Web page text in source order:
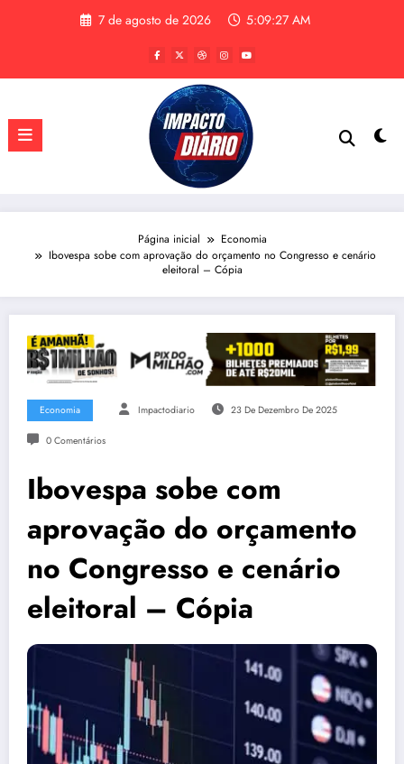
7 de agosto de 2026 5:09:27 AM
Página inicial
Economia
Ibovespa sobe com aprovação do orçamento no Congresso e cenário
eleitoral – Cópia
Economia Impactodiario 23 De Dezembro De 2025
0 Comentários
Ibovespa sobe com
aprovação do orçamento
no Congresso e cenário
eleitoral – Cópia